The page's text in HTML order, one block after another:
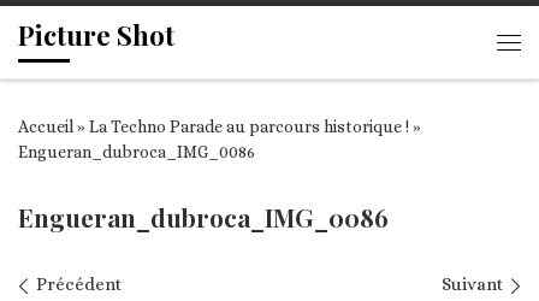
Passer au contenu
Picture Shot
Accueil» La Techno Parade au parcours historique !»
Engueran_dubroca_IMG_0086
Engueran_dubroca_IMG_0086
Navigation des images
Précédent Suivant